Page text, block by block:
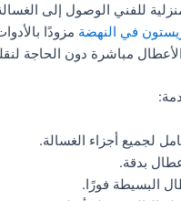
للفني الوصول إلى
في النهضة مزودًا
مباشرة دون الحاجة
لجميع أجزاء الغسالة.
بدقة.
البسيطة فورًا.